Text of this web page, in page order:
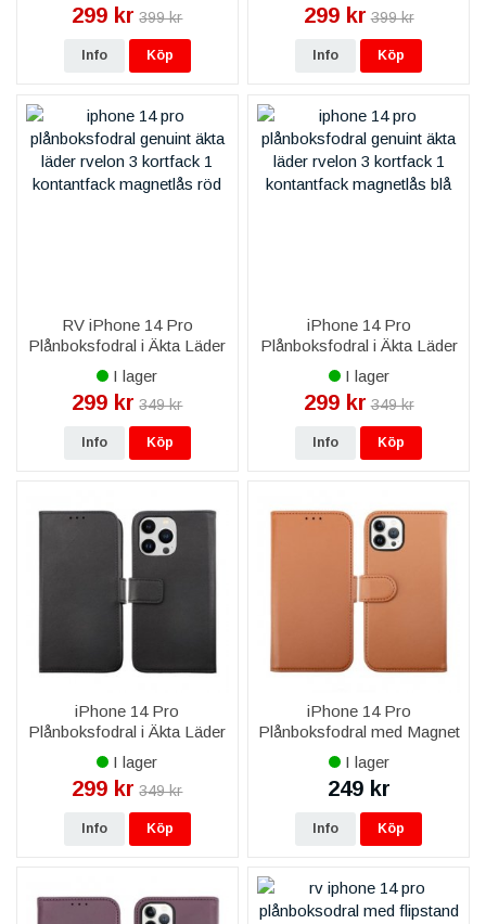
299 kr 399 kr
Info Köp
299 kr 399 kr
Info Köp
RV iPhone 14 Pro
Plånboksfodral i Äkta Läder
- Röd
I lager
299 kr 349 kr
Info Köp
iPhone 14 Pro
Plånboksfodral i Äkta Läder
- Blå
I lager
299 kr 349 kr
Info Köp
iPhone 14 Pro
Plånboksfodral i Äkta Läder
- Svart
I lager
299 kr 349 kr
Info Köp
iPhone 14 Pro
Plånboksfodral med Magnet
- Brun
I lager
249 kr
Info Köp